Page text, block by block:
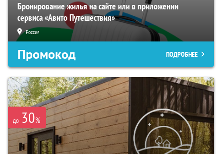
Бронирование жилья на сайте или в приложении
сервиса «Авито Путешествия»
Россия
Промокод ПОДРОБНЕЕ
до 30%